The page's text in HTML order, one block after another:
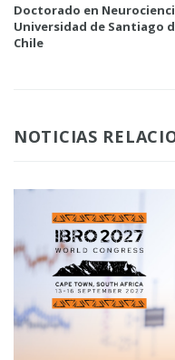
Doctorado en
Universidad de Santiago
Chile
NOTICIAS